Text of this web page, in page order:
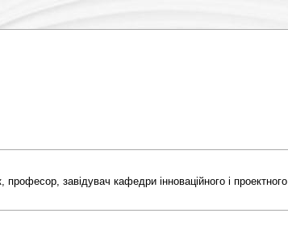
завідувач кафедри інноваційного і проектного